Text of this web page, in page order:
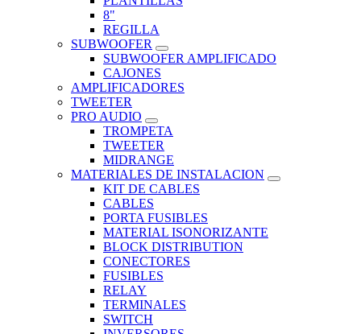
8"
REGILLA
SUBWOOFER
SUBWOOFER AMPLIFICADO
CAJONES
AMPLIFICADORES
TWEETER
PRO AUDIO
TROMPETA
TWEETER
MIDRANGE
MATERIALES DE INSTALACION
KIT DE CABLES
CABLES
PORTA FUSIBLES
MATERIAL ISONORIZANTE
BLOCK DISTRIBUTION
CONECTORES
FUSIBLES
RELAY
TERMINALES
SWITCH